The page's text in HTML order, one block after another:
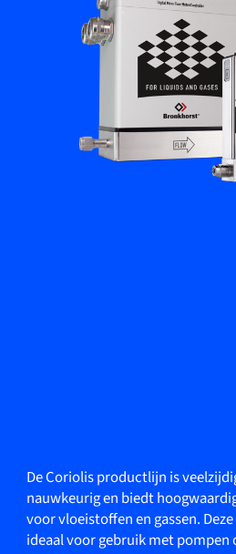
Neem contact op
De Coriolis productlijn is
nauwkeurig en biedt
voor vloeistoffen en gassen.
ideaal voor gebruik met pompen